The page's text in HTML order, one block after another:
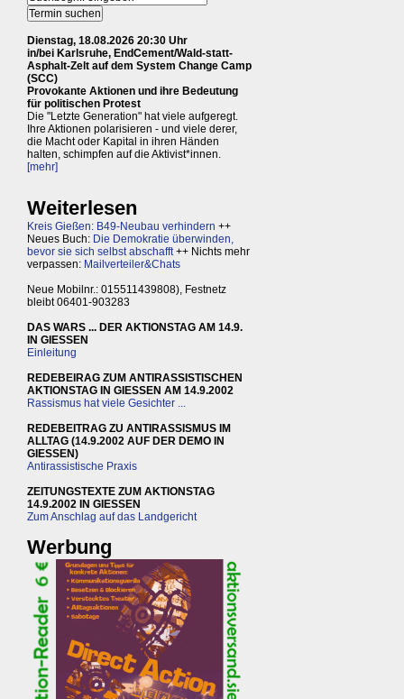
Dienstag, 18.08.2026 20:30 Uhr
in/bei Karlsruhe, EndCement/Wald-statt-
Asphalt-Zelt auf dem System Change Camp
(SCC)
Provokante Aktionen und ihre Bedeutung
für politischen Protest
Die "Letzte Generation" hat viele aufgeregt.
Ihre Aktionen polarisieren - und viele derer,
die Macht oder Kapital in ihren Händen
halten, schimpfen auf die Aktivist*innen.
[mehr]
Weiterlesen
Kreis Gießen: B49-Neubau verhindern ++
Neues Buch: Die Demokratie überwinden,
bevor sie sich selbst abschafft++ Nichts mehr
verpassen: Mailverteiler&Chats
Neue Mobilnr.: 015511439808), Festnetz
bleibt 06401-903283
DAS WARS ... DER AKTIONSTAG AM 14.9.
IN GIESSEN
Einleitung
REDEBEIRAG ZUM ANTIRASSISTISCHEN
AKTIONSTAG IN GIESSEN AM 14.9.2002
Rassismus hat viele Gesichter ...
REDEBEITRAG ZU ANTIRASSISMUS IM
ALLTAG (14.9.2002 AUF DER DEMO IN
GIESSEN)
Antirassistische Praxis
ZEITUNGSTEXTE ZUM AKTIONSTAG
14.9.2002 IN GIESSEN
Zum Anschlag auf das Landgericht
Werbung